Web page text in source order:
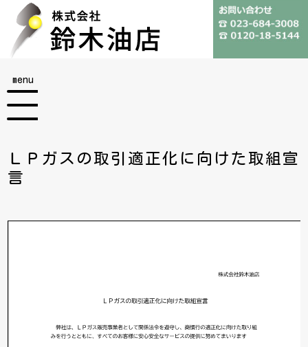
menu
ＬＰガスの取引適正化に向けた取組宣
言